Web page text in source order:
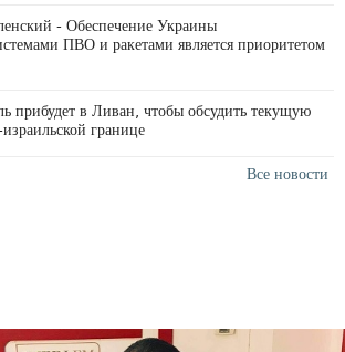
- Обеспечение Украины
ПВО и ракетами является приоритетом
прибудет в Ливан, чтобы обсудить текущую
границе
Все новости